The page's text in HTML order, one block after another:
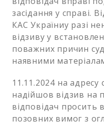
засідання у справі.
КАС Україниу разі
відзиву у
поважних причин
наявними
11.11.2024 на адресу
надійшов відзив на
відповідач просить
позовних вимог з